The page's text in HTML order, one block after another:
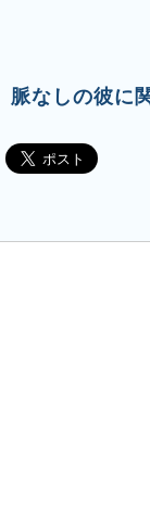
脈なしの彼に